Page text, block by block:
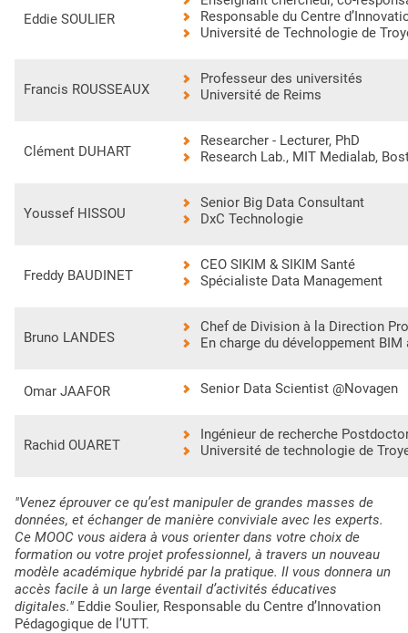
Eddie SOULIER
Responsable du Centre
Université de Technologie de
Francis ROUSSEAUX
Professeur des universités
Université de Reims
Clément DUHART
Researcher - Lecturer, PhD
Research Lab., MIT Medialab,
Youssef HISSOU
Senior Big Data Consultant
DxC Technologie
Freddy BAUDINET
CEO SIKIM & SIKIM Santé
Spécialiste Data Management
Bruno LANDES
Chef de Division à la Direction
En charge du développement BIM
Omar JAAFOR Senior Data Scientist @Novagen
Rachid OUARET
Ingénieur de recherche
Université de technologie de
"Venez éprouver ce qu’est manipuler de grandes masses de
données, et échanger de manière conviviale avec les experts.
Ce MOOC vous aidera à vous orienter dans votre choix de
formation ou votre projet professionnel, à travers un nouveau
modèle académique hybridé par la pratique. Il vous donnera un
accès facile à un large éventail d’activités éducatives
digitales." Eddie Soulier, Responsable du Centre d’Innovation
Pédagogique de l’UTT.